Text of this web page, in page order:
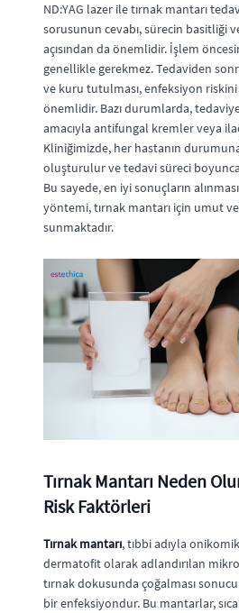
ND:YAG lazer ile tırnak mantarı
sorusunun cevabı, sürecin basitliği
açısından da önemlidir. İşlem
genellikle gerekmez. Tedaviden
ve kuru tutulması, enfeksiyon riskini
önemlidir. Bazı durumlarda,
amacıyla antifungal kremler veya
Kliniğimizde, her hastanın
oluşturulur ve tedavi süreci
Bu sayede, en iyi sonuçların
yöntemi, tırnak mantarı için umut
sunmaktadır.
Tırnak Mantarı Neden
Risk Faktörleri
Tırnak mantarı, tıbbi adıyla
dermatofit olarak adlandırılan
tırnak dokusunda çoğalması
bir enfeksiyondur. Bu mantarlar,